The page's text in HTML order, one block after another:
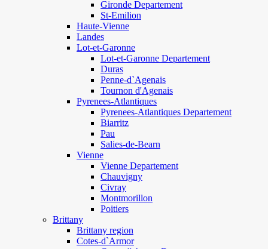
Gironde Departement
St-Emilion
Haute-Vienne
Landes
Lot-et-Garonne
Lot-et-Garonne Departement
Duras
Penne-d`Agenais
Tournon d'Agenais
Pyrenees-Atlantiques
Pyrenees-Atlantiques Departement
Biarritz
Pau
Salies-de-Bearn
Vienne
Vienne Departement
Chauvigny
Civray
Montmorillon
Poitiers
Brittany
Brittany region
Cotes-d`Armor